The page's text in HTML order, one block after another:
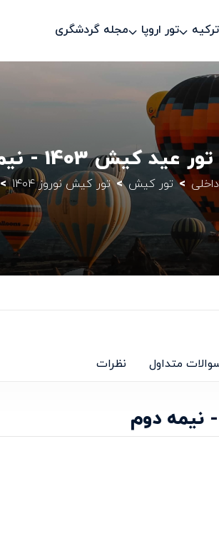
تور اروپا مجله گردشگری
تور عید کیش 1403 - نیمه دوم
تور کیش تور کیش نوروز 1404
متداول نظرات